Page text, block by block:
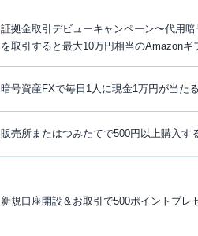
証拠金取引デビューキャンペーン〜代用
を取引すると最大10万円相当のAmazonギ
暗号資産FXで毎日1人に現金1万円が当たる
販売所またはつみたてで500円以上購入す
新規口座開設＆お取引で500ポイントプレ